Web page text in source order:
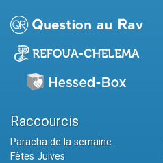
Raccourcis
Paracha de la semaine
Fêtes Juives